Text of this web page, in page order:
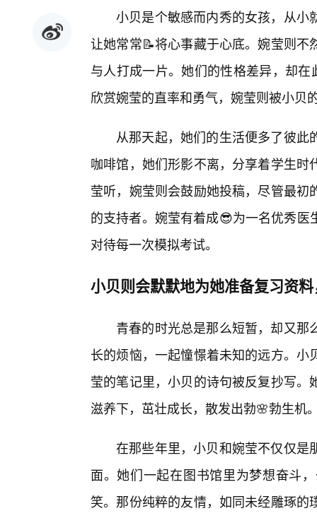
小贝是个敏感而内秀的女孩，从小
让她常常📝将心事藏于心底。婉莹则
与人打成一片。她们的性格差异，却
欣赏婉莹的直率和勇气，婉莹则被小贝
从那天起，她们的生活便多了彼
咖啡馆，她们形影不离，分享着学生
莹听，婉莹则会鼓励她投稿，尽管最
的支持者。婉莹有着成😎为一名优秀
对待每一次模拟考试。
小贝则会默默地为她准备复习资
青春的时光总是那么短暂，却又
长的烦恼，一起憧憬着未知的远方。
莹的笔记里，小贝的诗句被反复抄写
滋养下，茁壮成长，散发出勃🌸勃生机
在那些年里，小贝和婉莹不仅仅是
面。她们一起在图书馆里为梦想奋斗
笑。那份纯粹的友情，如同未经雕琢